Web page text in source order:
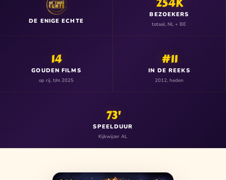
DE ENIGE ECHTE
BEZOEKERS
totaal, NL + BE
14
GOUDEN FILMS
op rij, t/m 2025
#11
IN DE REEKS
2012, heden
73'
SPEELDUUR
Kijkwijzer AL